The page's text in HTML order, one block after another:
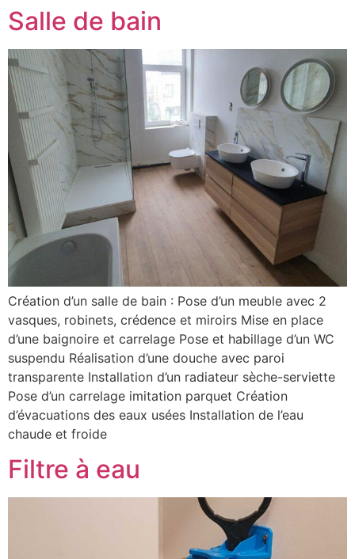
Salle de bain
Création d’un salle de bain : Pose d’un meuble avec 2
vasques, robinets, crédence et miroirs Mise en place
d’une baignoire et carrelage Pose et habillage d’un WC
suspendu Réalisation d’une douche avec paroi
transparente Installation d’un radiateur sèche-serviette
Pose d’un carrelage imitation parquet Création
d’évacuations des eaux usées Installation de l’eau
chaude et froide
Filtre à eau